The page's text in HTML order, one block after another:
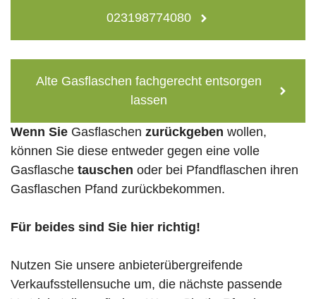
023198774080
Alte Gasflaschen fachgerecht entsorgen
lassen
Wenn Sie Gasflaschen zurückgeben wollen,
können Sie diese entweder gegen eine volle
Gasflasche tauschen oder bei Pfandflaschen ihren
Gasflaschen Pfand zurückbekommen.
Für beides sind Sie hier richtig!
Nutzen Sie unsere anbieterübergreifende
Verkaufsstellensuche um, die nächste passende